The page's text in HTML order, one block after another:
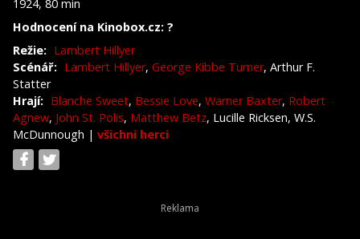
1924, 80 min
Hodnocení na Kinobox.cz: ?
Režie: Lambert Hillyer
Scénář: Lambert Hillyer, George Kibbe Turner, Arthur F.
Statter
Hrají: Blanche Sweet, Bessie Love, Warner Baxter, Robert
Agnew, John St. Polis, Matthew Betz, Lucille Ricksen, W.S.
McDunnough | všichni herci